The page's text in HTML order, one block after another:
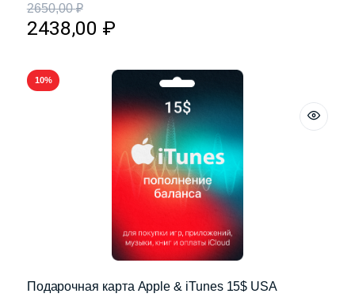
2650,00₽
2438,00 ₽
10%
Подарочная карта Apple & iTunes 15$ USA